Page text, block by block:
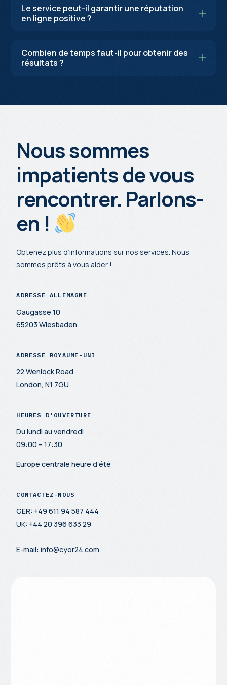
Le service peut-il garantir une réputation
en ligne positive ?
Combien de temps faut-il pour obtenir des
résultats ?
Nous sommes
impatients de vous
rencontrer. Parlons-
en !
Obtenez plus d’informations sur nos services. Nous
sommes prêts à vous aider !
ADRESSE ALLEMAGNE
Gaugasse 10
65203 Wiesbaden
ADRESSE ROYAUME-UNI
22 Wenlock Road
London, N1 7GU
HEURES D'OUVERTURE
Du lundi au vendredi
09:00 – 17:30
Europe centrale heure d’été
CONTACTEZ-NOUS
GER: +49 611 94 587 444
UK: +44 20 396 633 29
E-mail: info@cyor24.com